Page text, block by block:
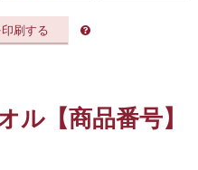
刷する
ル【商品番号】